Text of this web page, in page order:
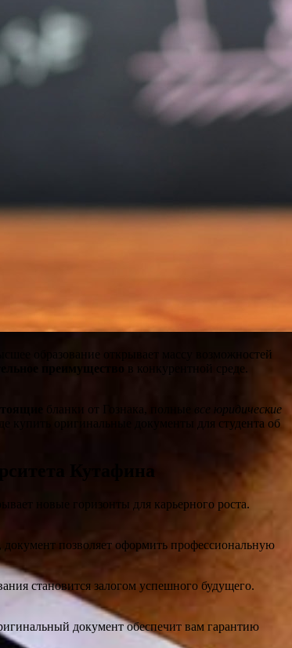
образование открывает массу возможностей
преимущество
в конкурентной среде.
бланки от Гознака, полные
все юридические
купить оригинальные документы для студента об
Кутафина
новые горизонты для карьерного роста.
позволяет оформить профессиональную
становится залогом успешного будущего.
документ обеспечит вам гарантию